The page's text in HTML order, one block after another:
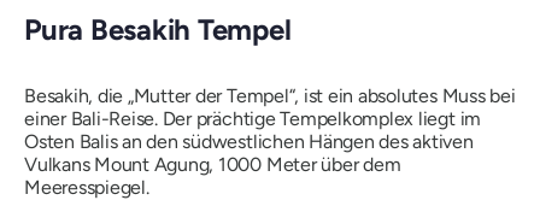
Pura Besakih Tempel
Besakih, die „Mutter der Tempel“, ist ein absolutes Muss bei
einer Bali-Reise. Der prächtige Tempelkomplex liegt im
Osten Balis an den südwestlichen Hängen des aktiven
Vulkans Mount Agung, 1000 Meter über dem
Meeresspiegel.